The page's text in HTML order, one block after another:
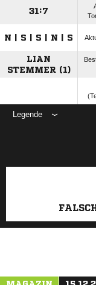
31:7
N | S | S | N | S
LIAN
STEMMER (1)
Legende